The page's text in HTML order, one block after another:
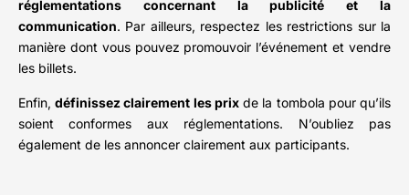
réglementations concernant la publicité et la
communication. Par ailleurs, respectez les restrictions sur la
manière dont vous pouvez promouvoir l’événement et vendre
les billets.
Enfin,définissez clairement les prixde la tombola pour qu’ils
soient conformes aux réglementations. N’oubliez pas
également de les annoncer clairement aux participants.